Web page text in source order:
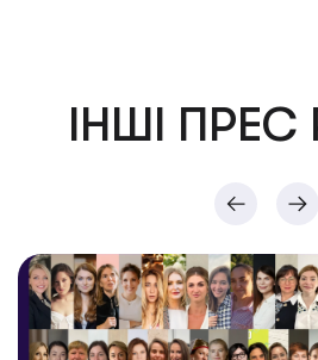
ІНШІ ПРЕС